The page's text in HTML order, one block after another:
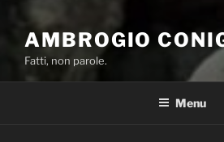
AMBROGIO
Fatti, non parole.
Menu